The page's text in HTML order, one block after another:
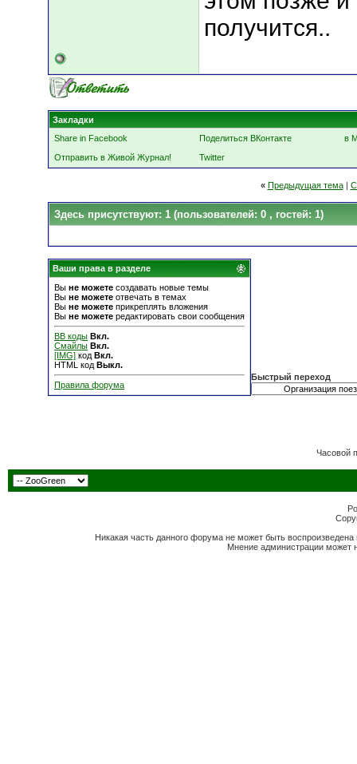
получится..
Закладки
Share in Facebook
Поделиться ВКонтакте
в
Отправить в Живой Журнал!
Twitter
« Предыдущая тема|
Здесь присутствуют: 1 (пользователей: 0 , гостей: 1)
Ваши права в разделе
Вы не можете создавать новые темы
Вы не можете отвечать в темах
Вы не можете прикреплять вложения
Вы не можете редактировать свои сообщения
BB коды Вкл.
Смайлы Вкл.
[IMG] код Вкл.
HTML код Выкл.
Правила форума
Быстрый переход
Часовой
Никакая часть данного форума не может быть
Мнение администрации может